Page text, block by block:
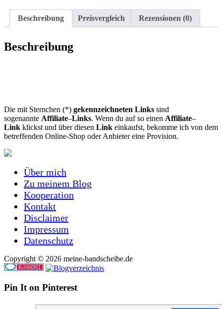
Beschreibung Preisvergleich Rezensionen (0)
Beschreibung
Die mit Sternchen (*) gekennzeichneten Links sind
sogenannte Affiliate–Links. Wenn du auf so einen Affiliate–
Link klickst und über diesen Link einkaufst, bekomme ich von dem
betreffenden Online-Shop oder Anbieter eine Provision.
Über mich
Zu meinem Blog
Kooperation
Kontakt
Disclaimer
Impressum
Datenschutz
Copyright © 2026 meine-bandscheibe.de
Pin It on Pinterest